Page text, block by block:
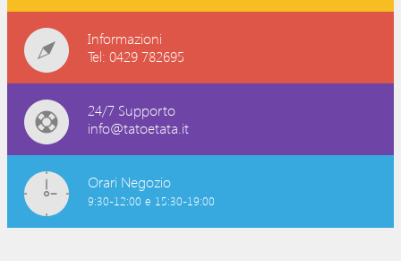
Informazioni
Tel: 0429 782695
24/7 Supporto
info@tatoetata.it
Orari Negozio
9:30-12:00 e 15:30-19:00